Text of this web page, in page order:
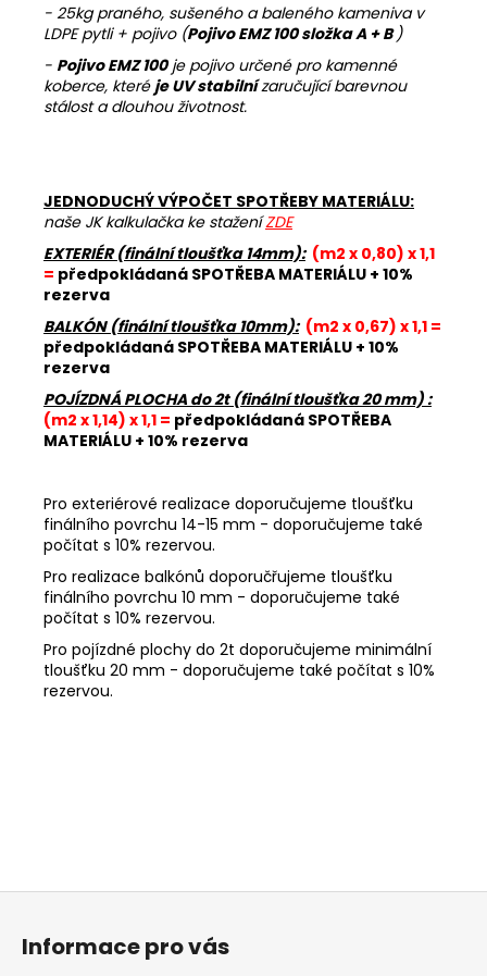
- 25kg praného, sušeného a baleného kameniva v
LDPE pytli + pojivo (Pojivo EMZ 100 složka A + B )
- Pojivo EMZ 100je pojivo určené pro kamenné
koberce, které je UV stabilnízaručující barevnou
stálost a dlouhou životnost.
JEDNODUCHÝ VÝPOČET SPOTŘEBY MATERIÁLU:
naše JK kalkulačka ke staženíZDE
EXTERIÉR (finální tloušťka 14mm): (m2 x 0,80) x 1,1
= předpokládaná SPOTŘEBA MATERIÁLU + 10%
rezerva
BALKÓN (finální tloušťka 10mm): (m2 x 0,67) x 1,1 =
předpokládaná SPOTŘEBA MATERIÁLU + 10%
rezerva
POJÍZDNÁ PLOCHA do 2t (finální tloušťka 20 mm) :
(m2 x 1,14) x 1,1 = předpokládaná SPOTŘEBA
MATERIÁLU + 10% rezerva
Pro exteriérové realizace doporučujeme tloušťku
finálního povrchu 14-15 mm - doporučujeme také
počítat s 10% rezervou.
Pro realizace balkónů doporučřujeme tloušťku
finálního povrchu 10 mm - doporučujeme také
počítat s 10% rezervou.
Pro pojízdné plochy do 2t doporučujeme minimální
tloušťku 20 mm - doporučujeme také počítat s 10%
rezervou.
Z
Informace pro vás